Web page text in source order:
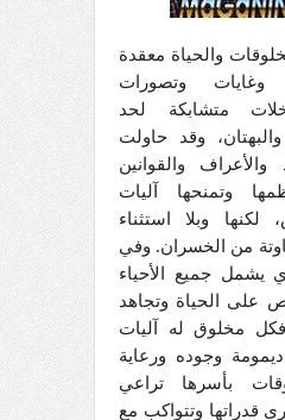
والحياة معقدة
وتصورات
متشابكة لحد
والبهتان، وقد حاولت
والأعراف والقوانين
وتمنحها آليات
لكنها وبلا استثناء
من الخسران. وفي
يشمل جميع الأحياء
على الحياة وتجاهد
مخلوق له آليات
وجوده ورعاية
بأسرها تراعي
قدراتها وتتواكب مع